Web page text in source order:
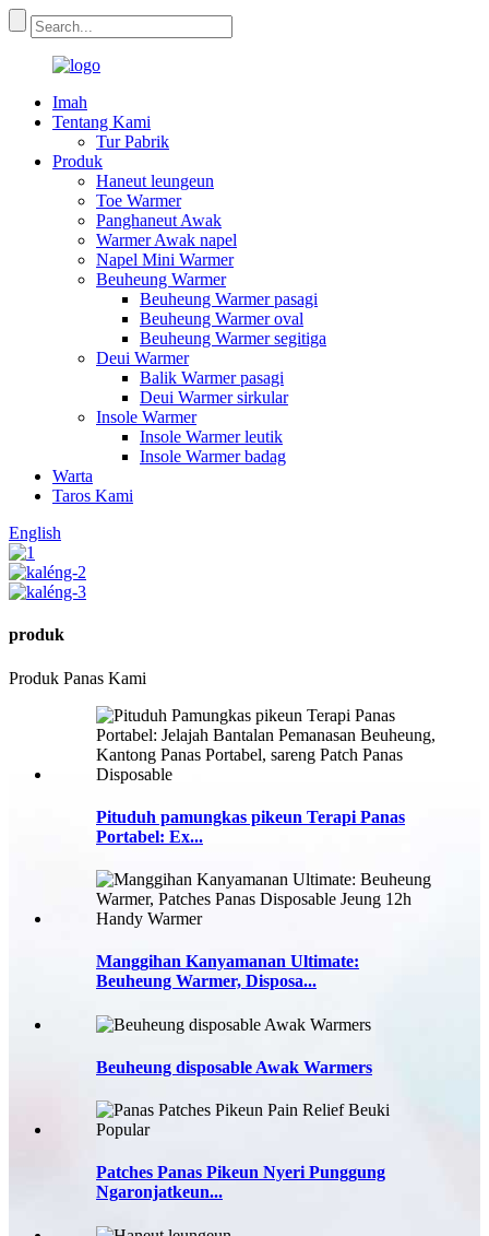
Imah
Tentang Kami
Tur Pabrik
Produk
Haneut leungeun
Toe Warmer
Panghaneut Awak
Warmer Awak napel
Napel Mini Warmer
Beuheung Warmer
Beuheung Warmer pasagi
Beuheung Warmer oval
Beuheung Warmer segitiga
Deui Warmer
Balik Warmer pasagi
Deui Warmer sirkular
Insole Warmer
Insole Warmer leutik
Insole Warmer badag
Warta
Taros Kami
English
produk
Produk Panas Kami
Pituduh pamungkas pikeun Terapi Panas
Portabel: Ex...
Manggihan Kanyamanan Ultimate:
Beuheung Warmer, Disposa...
Beuheung disposable Awak Warmers
Patches Panas Pikeun Nyeri Punggung
Ngaronjatkeun...